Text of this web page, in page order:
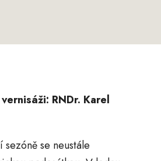
RNDr. Karel
sezóně se neustále